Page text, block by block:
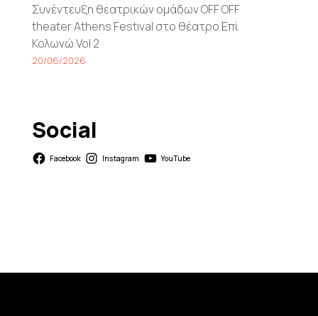
Συνέντευξη θεατρικών ομάδων OFF OFF
theater Athens Festival στο θέατρο Επί
Κολωνώ Vol 2
20/06/2026
Social
Facebook Instagram YouTube